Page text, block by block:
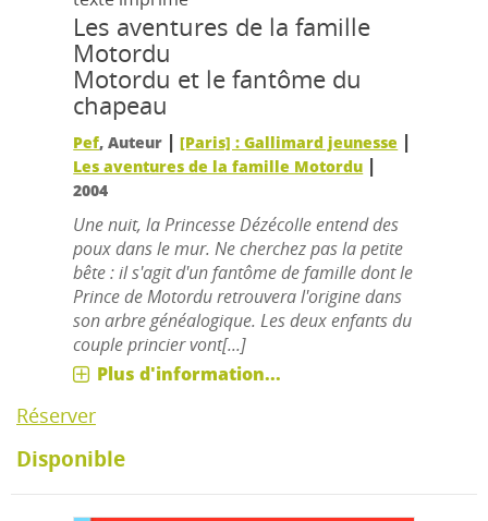
Les aventures de la famille
Motordu
Motordu et le fantôme du
chapeau
Pef, Auteur |[Paris] : Gallimard jeunesse |
Les aventures de la famille Motordu |
2004
Une nuit, la Princesse Dézécolle entend des
poux dans le mur. Ne cherchez pas la petite
bête : il s'agit d'un fantôme de famille dont le
Prince de Motordu retrouvera l'origine dans
son arbre généalogique. Les deux enfants du
couple princier vont[...]
Plus d'information...
Réserver
Disponible